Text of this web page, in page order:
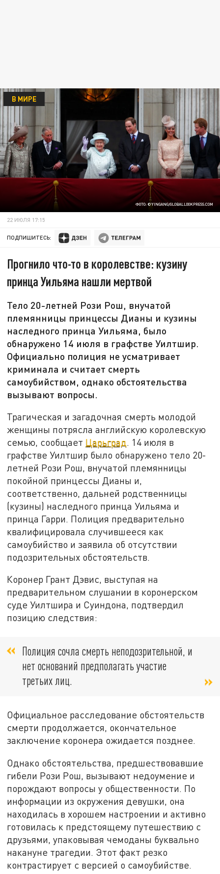
ФОТО: ©YINGANG/GLOBALLOOKPRESS.COM
В МИРЕ
22 ИЮЛЯ 17:15
ПОДПИШИТЕСЬ:
Прогнило что-то в королевстве: кузину
принца Уильяма нашли мертвой
Тело 20-летней Рози Рош, внучатой
племянницы принцессы Дианы и кузины
наследного принца Уильяма, было
обнаружено 14 июля в графстве Уилтшир.
Официально полиция не усматривает
криминала и считает смерть
самоубийством, однако обстоятельства
вызывают вопросы.
Трагическая и загадочная смерть молодой
женщины потрясла английскую королевскую
семью, сообщает Царьград. 14 июля в
графстве Уилтшир было обнаружено тело 20-
летней Рози Рош, внучатой племянницы
покойной принцессы Дианы и,
соответственно, дальней родственницы
(кузины) наследного принца Уильяма и
принца Гарри. Полиция предварительно
квалифицировала случившееся как
самоубийство и заявила об отсутствии
подозрительных обстоятельств.
Коронер Грант Дэвис, выступая на
предварительном слушании в коронерском
суде Уилтшира и Суиндона, подтвердил
позицию следствия:
Полиция сочла смерть неподозрительной, и
нет оснований предполагать участие
третьих лиц.
Официальное расследование обстоятельств
смерти продолжается, окончательное
заключение коронера ожидается позднее.
Однако обстоятельства, предшествовавшие
гибели Рози Рош, вызывают недоумение и
порождают вопросы у общественности. По
информации из окружения девушки, она
находилась в хорошем настроении и активно
готовилась к предстоящему путешествию с
друзьями, упаковывая чемоданы буквально
накануне трагедии. Этот факт резко
контрастирует с версией о самоубийстве.